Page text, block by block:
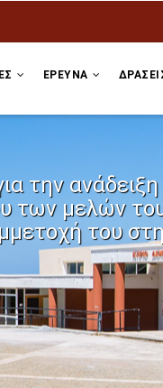
ΕΡΕΥΝΑ
την
των μελών του
του